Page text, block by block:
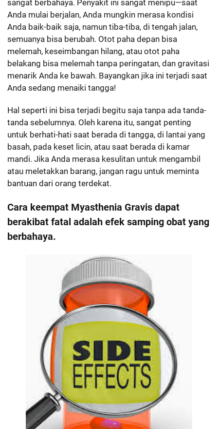
sangat berbahaya. Penyakit ini sangat menipu—saat
Anda mulai berjalan, Anda mungkin merasa kondisi
Anda baik-baik saja, namun tiba-tiba, di tengah jalan,
semuanya bisa berubah. Otot paha depan bisa
melemah, keseimbangan hilang, atau otot paha
belakang bisa melemah tanpa peringatan, dan gravitasi
menarik Anda ke bawah. Bayangkan jika ini terjadi saat
Anda sedang menaiki tangga!
Hal seperti ini bisa terjadi begitu saja tanpa ada tanda-
tanda sebelumnya. Oleh karena itu, sangat penting
untuk berhati-hati saat berada di tangga, di lantai yang
basah, pada keset licin, atau saat berada di kamar
mandi. Jika Anda merasa kesulitan untuk mengambil
atau meletakkan barang, jangan ragu untuk meminta
bantuan dari orang terdekat.
Cara keempat Myasthenia Gravis dapat
berakibat fatal adalah efek samping obat yang
berbahaya.